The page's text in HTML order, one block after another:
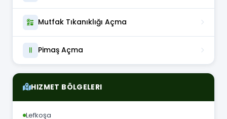
Mutfak Tıkanıklığı Açma
Pimaş Açma
HIZMET BÖLGELERI
Lefkoşa